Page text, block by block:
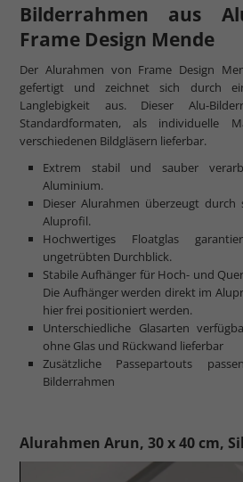
Bilderrahmen aus
Frame Design Mende
Der Alurahmen von Frame Design
gefertigt und zeichnet sich durch
Langlebigkeit aus. Dieser Alu-
Standardformaten, als individuelle
verschiedenen Bildgläsern lieferbar.
Extrem stabil und sauber
Aluminium.
Dieser Alurahmen überzeugt durch
Aluprofil.
Hochwertiges Floatglas
ungetrübten Durchblick.
Stabile Aufhänger für Hoch- und
Die Aufhänger werden direkt im
hier frei positioniert werden.
Unterschiedliche Glasarten
ohne Glas und Rückwand lieferbar
Zusätzliche Passepartouts
Bilderrahmen
Alurahmen Arun, 30 x 40 cm,